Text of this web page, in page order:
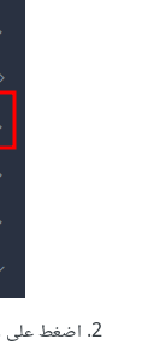
اضغط على